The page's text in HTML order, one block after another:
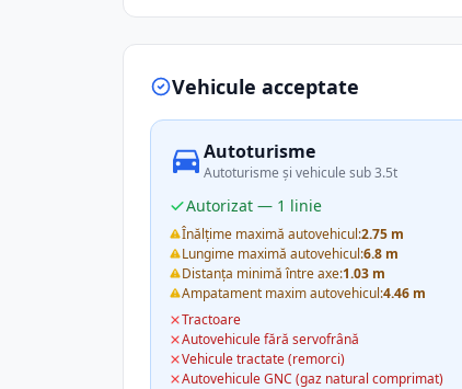
Vehicule acceptate
Autoturisme
Autoturisme și vehicule sub 3.5t
Autorizat — 1 linie
Înălțime maximă autovehicul:2.75 m
Lungime maximă autovehicul:6.8 m
Distanța minimă între axe:1.03 m
Ampatament maxim autovehicul:4.46 m
Tractoare
Autovehicule fără servofrână
Vehicule tractate (remorci)
Autovehicule GNC (gaz natural comprimat)